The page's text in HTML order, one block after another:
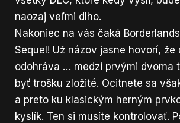
naozaj veľmi dlho.
Nakoniec na vás čaká
Sequel! Už názov jasne hovorí, že
odohráva … medzi prvými dvoma
byť trošku zložité. Ocitnete sa
a preto ku klasickým herným
kyslík. Ten si musíte kontrolovať.